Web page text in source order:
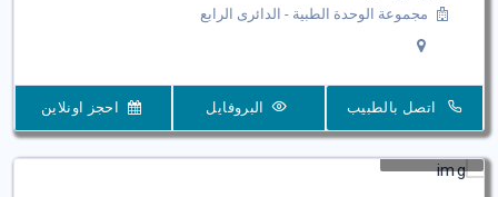
مجموعة الوحدة الطبية - الدائرى الرابع
اتصل بالطبيب البروفايل احجز اونلاين